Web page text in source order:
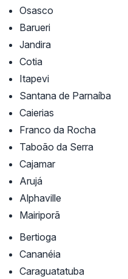
Osasco
Barueri
Jandira
Cotia
Itapevi
Santana de Parnaíba
Caierias
Franco da Rocha
Taboão da Serra
Cajamar
Arujá
Alphaville
Mairiporã
Bertioga
Cananéia
Caraguatatuba